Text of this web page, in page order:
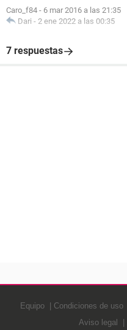
Caro_f84 - 6 mar 2016 a las 21:35
Dari - 2 ene 2022 a las 00:35
7 respuestas
Equipo Condiciones de uso
Aviso legal